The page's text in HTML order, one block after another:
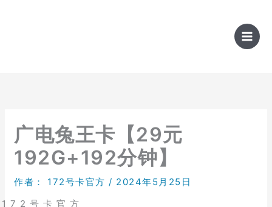
广电兔王卡【29元
192G+192分钟】
作者： 172号卡官方 / 2024年5月25日
1 7 2 号 卡 官 方